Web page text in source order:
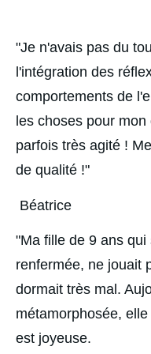
"Je n'avais pas du
l'intégration des
comportements de
les choses pour
parfois très agité !
de qualité !"
Béatrice
"Ma fille de 9 ans qui
renfermée, ne jouait
dormait très mal.
métamorphosée,
est joyeuse.